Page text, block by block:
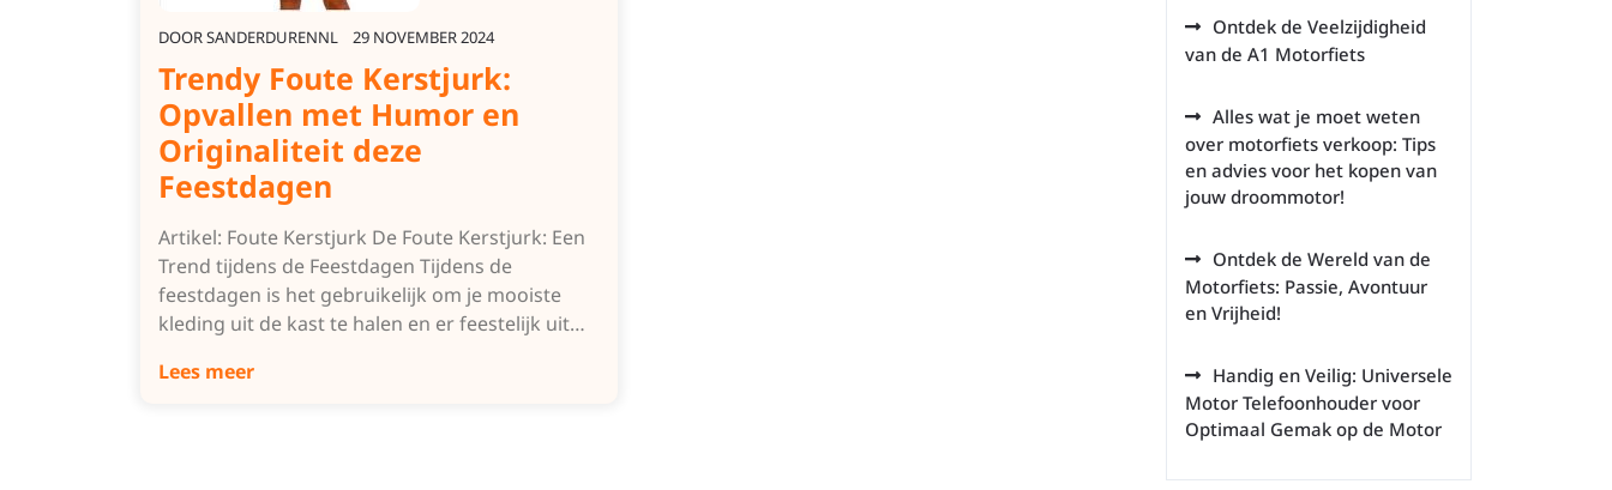
DOORSANDERDURENNL 29 NOVEMBER 2024
Trendy Foute Kerstjurk:
Opvallen met Humor en
Originaliteit deze
Feestdagen
Artikel: Foute Kerstjurk De Foute Kerstjurk: Een
Trend tijdens de Feestdagen Tijdens de
feestdagen is het gebruikelijk om je mooiste
kleding uit de kast te halen en er feestelijk uit…
Lees meer
Ontdek de Veelzijdigheid
van de A1 Motorfiets
Alles wat je moet weten
over motorfiets verkoop: Tips
en advies voor het kopen van
jouw droommotor!
Ontdek de Wereld van de
Motorfiets: Passie, Avontuur
en Vrijheid!
Handig en Veilig: Universele
Motor Telefoonhouder voor
Optimaal Gemak op de Motor